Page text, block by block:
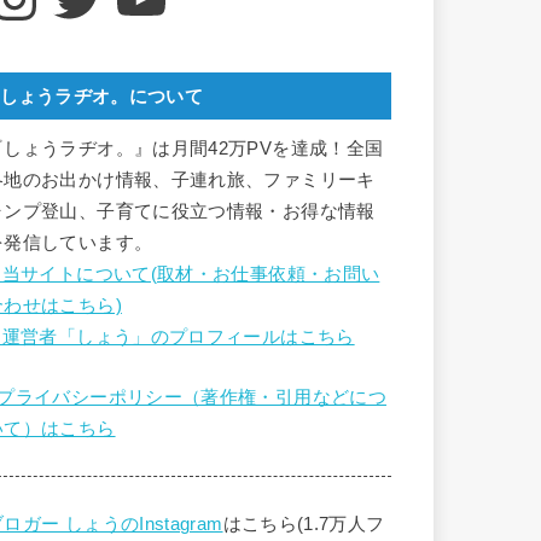
しょうラヂオ。について
しょうラヂオ。』は月間42万PVを達成！全国
地のお出かけ情報、子連れ旅、ファミリーキ
ンプ登山、子育てに役立つ情報・お得な情報
信しています。
サイトについて(取材・お仕事依頼・お問い
わせはこちら)
営者「しょう」のプロフィールはこちら
ライバシーポリシー（著作権・引用などにつ
て）はこちら
ロガー しょうのInstagramはこちら(1.7万人フ